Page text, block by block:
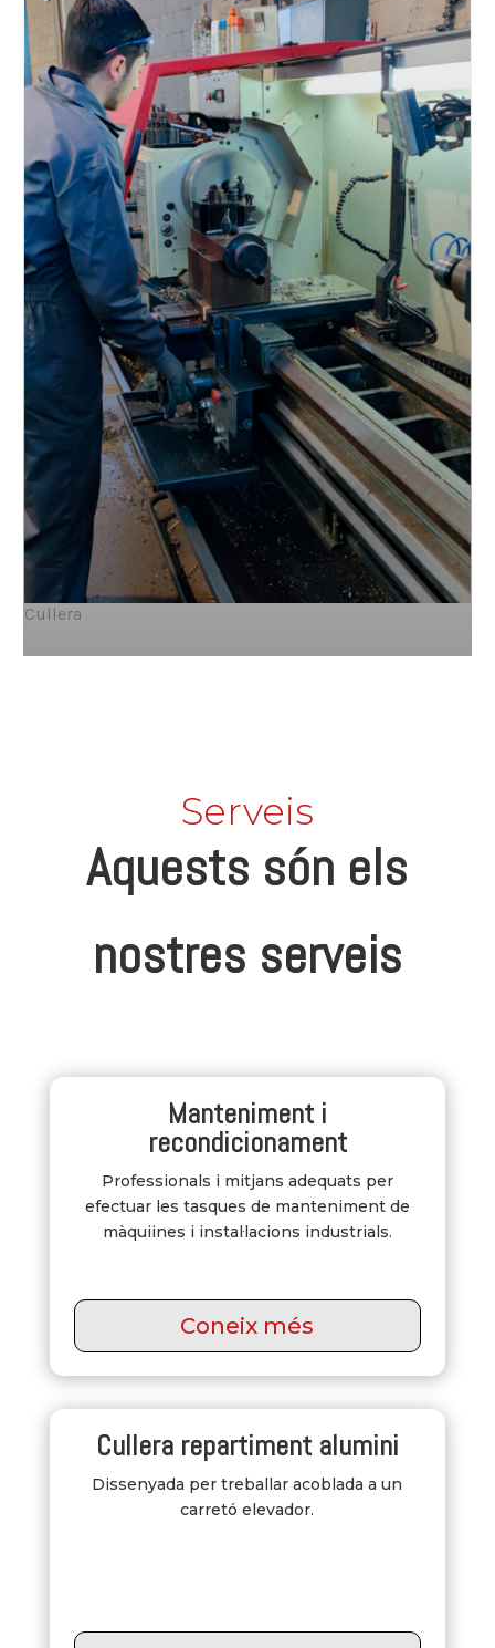
Cullera
Serveis
Aquests són els
nostres serveis
Manteniment i
recondicionament
Professionals i mitjans adequats per
efectuar les tasques de manteniment de
màquiines i instal·lacions industrials.
Coneix més
Cullera repartiment alumini
Dissenyada per treballar acoblada a un
carretó elevador.